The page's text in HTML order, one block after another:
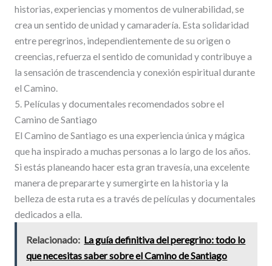
historias, experiencias y momentos de vulnerabilidad, se
crea un sentido de unidad y camaradería. Esta solidaridad
entre peregrinos, independientemente de su origen o
creencias, refuerza el sentido de comunidad y contribuye a
la sensación de trascendencia y conexión espiritual durante
el Camino.
5. Películas y documentales recomendados sobre el
Camino de Santiago
El Camino de Santiago es una experiencia única y mágica
que ha inspirado a muchas personas a lo largo de los años.
Si estás planeando hacer esta gran travesía, una excelente
manera de prepararte y sumergirte en la historia y la
belleza de esta ruta es a través de películas y documentales
dedicados a ella.
Relacionado: La guía definitiva del peregrino: todo lo
que necesitas saber sobre el Camino de Santiago